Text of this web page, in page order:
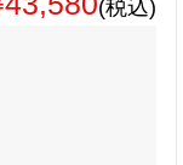
(税込)